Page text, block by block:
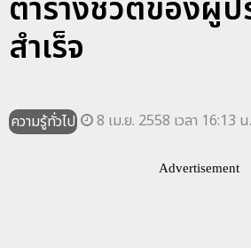
ตารางชีวิตของผู้ป
สำเร็จ
ความรู้ทั่วไป 8 เม.ย. 2558 เวลา 16:13 น.
Advertisement